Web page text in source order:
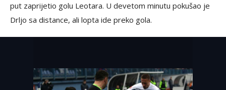
put zaprijetio golu Leotara. U devetom minutu pokušao je
Drljo sa distance, ali lopta ide preko gola.